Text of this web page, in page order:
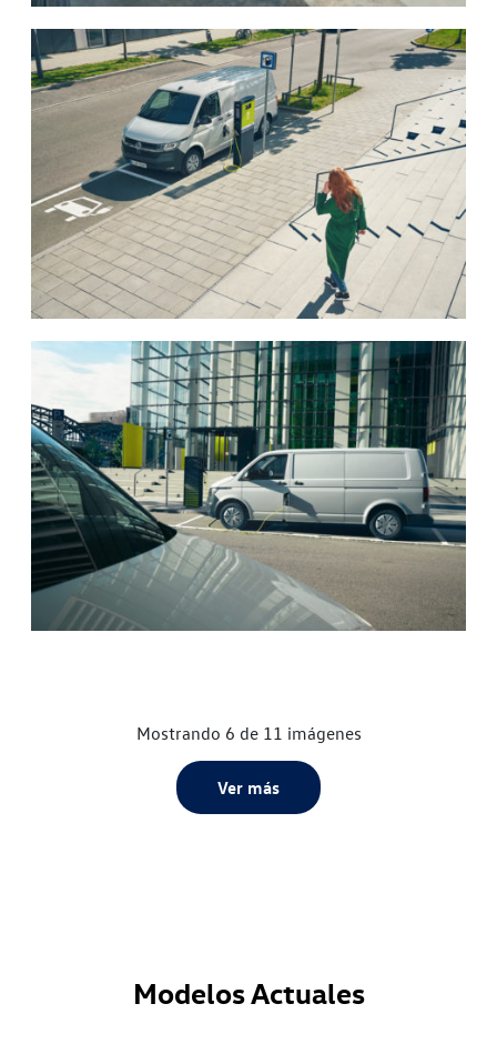
Mostrando 6 de 11 imágenes
Ver más
Modelos Actuales